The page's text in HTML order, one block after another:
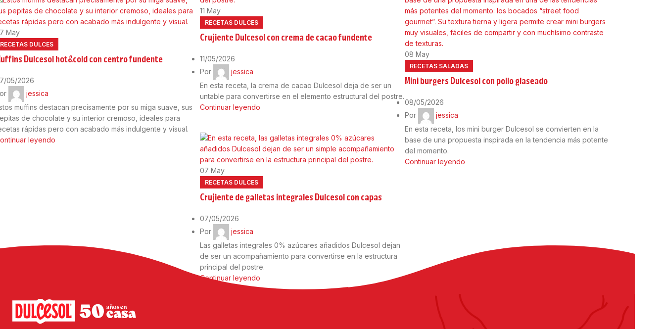
11 May
RECETAS DULCES
Crujiente Dulcesol con crema de cacao fundente
11/05/2026
Por
jessica
En esta receta, la crema de cacao Dulcesol deja de ser un
untable para convertirse en el elemento estructural del postre.
Continuar leyendo
08 May
RECETAS SALADAS
Mini burgers Dulcesol con pollo glaseado
08/05/2026
Por
jessica
En esta receta, los mini burger Dulcesol se convierten en la
base de una propuesta inspirada en la tendencia más potente
del momento.
Continuar leyendo
May
RECETAS DULCES
Dulcesol hot&cold con centro fundente
05/2026
jessica
muffins destacan precisamente por su miga suave, sus
de chocolate y su interior cremoso, ideales para
rápidas pero con acabado más indulgente y visual.
leyendo
07 May
RECETAS DULCES
Crujiente de galletas integrales Dulcesol con capas
07/05/2026
Por
jessica
Las galletas integrales 0% azúcares añadidos Dulcesol dejan
de ser un acompañamiento para convertirse en la estructura
principal del postre.
Continuar leyendo